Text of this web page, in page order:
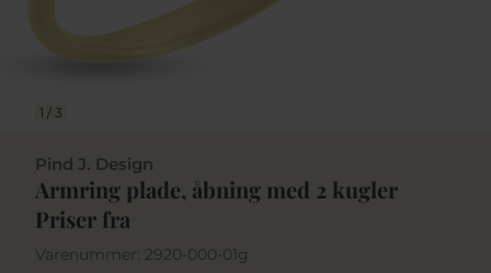
1 / 3
Pind J. Design
Armring plade, åbning med 2 kugler
Priser fra
Varenummer: 2920-000-01g